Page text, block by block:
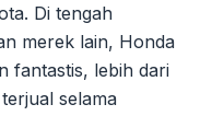
Di tengah
merek lain, Honda
fantastis, lebih dari
selama